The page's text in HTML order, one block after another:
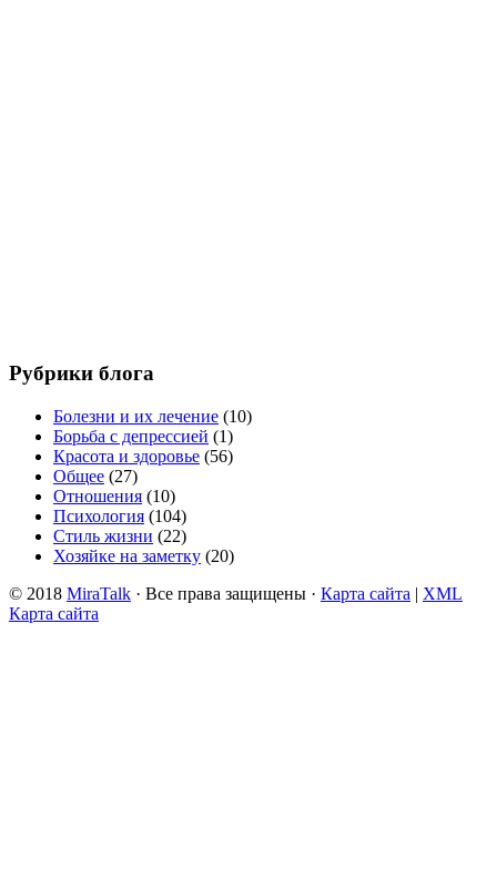
Рубрики блога
Болезни и их лечение (10)
Борьба с депрессией (1)
Красота и здоровье (56)
Общее (27)
Отношения (10)
Психология (104)
Стиль жизни (22)
Хозяйке на заметку (20)
© 2018 MiraTalk · Все права защищены · Карта сайта | XML
Карта сайта